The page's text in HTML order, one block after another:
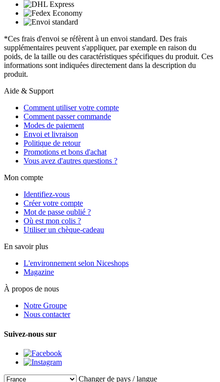
*Ces frais d'envoi se réfèrent à un envoi standard. Des frais
supplémentaires peuvent s'appliquer, par exemple en raison du
poids, de la taille ou des caractéristiques spécifiques du produit. Ces
informations sont indiquées directement dans la description du
produit.
Aide & Support
Comment utiliser votre compte
Comment passer commande
Modes de paiement
Envoi et livraison
Politique de retour
Promotions et bons d'achat
Vous avez d'autres questions ?
Mon compte
Identifiez-vous
Créer votre compte
Mot de passe oublié ?
Où est mon colis ?
Utiliser un chèque-cadeau
En savoir plus
L'environnement selon Niceshops
Magazine
À propos de nous
Notre Groupe
Nous contacter
Suivez-nous sur
Changer de pays / langue